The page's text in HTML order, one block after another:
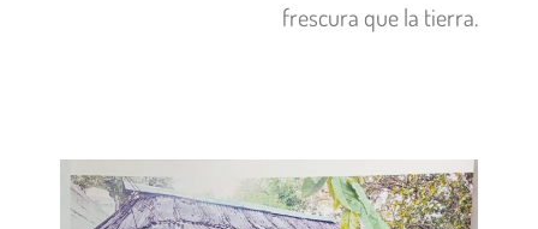
frescura que la tierra.